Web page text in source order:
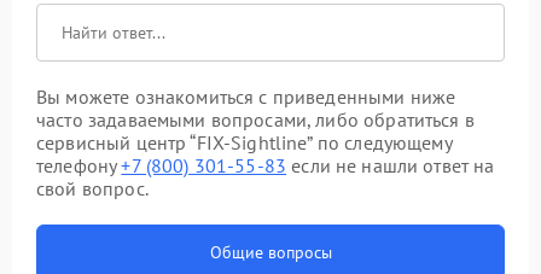
Вы можете ознакомиться с приведенными ниже
часто задаваемыми вопросами, либо обратиться в
сервисный центр “FIX-Sightline” по следующему
телефону+7 (800) 301-55-83 если не нашли ответ на
свой вопрос.
Общие вопросы